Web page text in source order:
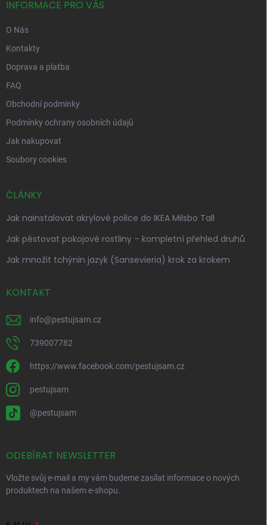
INFORMACE PRO VÁS
O Nás
Kontakty
Doprava a platba
FAQ
Obchodní podmínky
Podmínky ochrany osobních údajů
Jak nakupovat
Soubory cookies
ČLÁNKY
Jak nainstalovat akrylové police do IKEA Milsbo Tall
Jak pěstovat pokojové rostliny – kompletní přehled druhů
Jak množit tchýnin jazyk (Sansevieria) krok za krokem
KONTAKT
info@pestujsam.cz
739007782
https://www.facebook.com/pestujsam.cz
pestujsam
@pestujsam
ODEBÍRAT NEWSLETTER
Vložte svůj e-mail a my vám budeme zasílat informace o nových
produktech na našem e-shopu.